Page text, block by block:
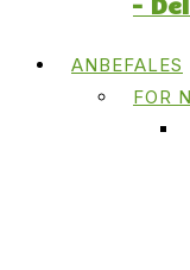
ANBEFALES
FOR